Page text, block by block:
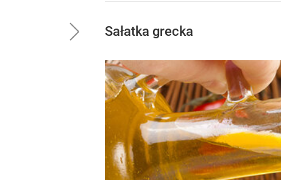
Sałatka grecka